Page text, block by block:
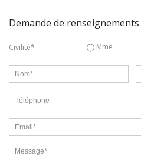
Demande de renseignements
Civilité* Mme